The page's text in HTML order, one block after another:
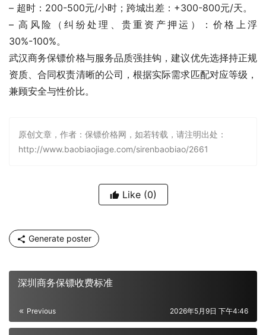
– 超时：200-500元/小时；跨城出差：+300-800元/天。
– 高风险（纠纷处理、贵重资产押运）：价格上浮
30%-100%。
武汉商务保镖价格与服务品质强挂钩，建议优先选择持正规
资质、合同权责清晰的公司，根据实际需求匹配对应等级，
兼顾安全与性价比。
原创文章，作者：保镖价格网，如若转载，请注明出处：
http://www.baobiaojiage.com/sirenbaobiao/2661
Like (0)
Generate poster
深圳商务保镖收费标准
Previous 2026年5月9日 下午4:46